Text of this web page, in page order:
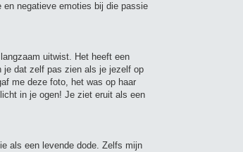
negatieve emoties bij die passie
uitwist. Het heeft een
je dat zelf pas zien als je jezelf op
me deze foto, het was op haar
in je ogen! Je ziet eruit als een
als een levende dode. Zelfs mijn